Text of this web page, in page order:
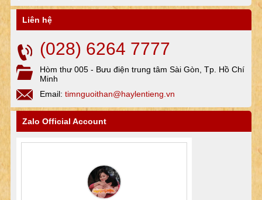
Liên hệ
(028) 6264 7777
Hòm thư 005 - Bưu điện trung tâm Sài Gòn, Tp. Hồ Chí
Minh
Email: timnguoithan@haylentieng.vn
Zalo Official Account